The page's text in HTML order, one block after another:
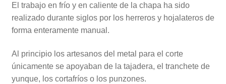
El trabajo en frío y en caliente de la chapa ha sido
realizado durante siglos por los herreros y hojalateros de
forma enteramente manual.
Al principio los artesanos del metal para el corte
únicamente se apoyaban de la tajadera, el tranchete de
yunque, los cortafríos o los punzones.